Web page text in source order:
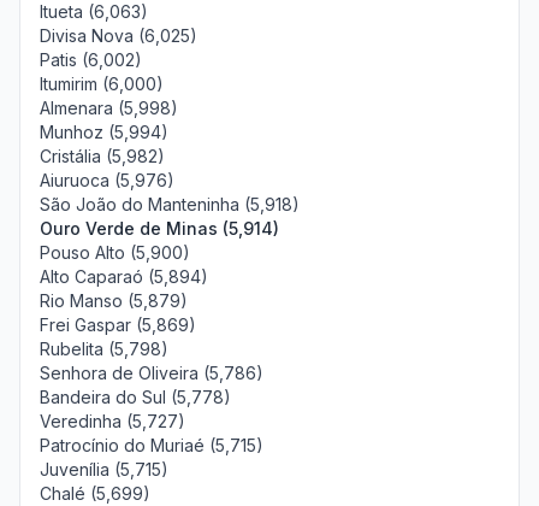
Itueta (6,063)
Divisa Nova (6,025)
Patis (6,002)
Itumirim (6,000)
Almenara (5,998)
Munhoz (5,994)
Cristália (5,982)
Aiuruoca (5,976)
São João do Manteninha (5,918)
Ouro Verde de Minas (5,914)
Pouso Alto (5,900)
Alto Caparaó (5,894)
Rio Manso (5,879)
Frei Gaspar (5,869)
Rubelita (5,798)
Senhora de Oliveira (5,786)
Bandeira do Sul (5,778)
Veredinha (5,727)
Patrocínio do Muriaé (5,715)
Juvenília (5,715)
Chalé (5,699)